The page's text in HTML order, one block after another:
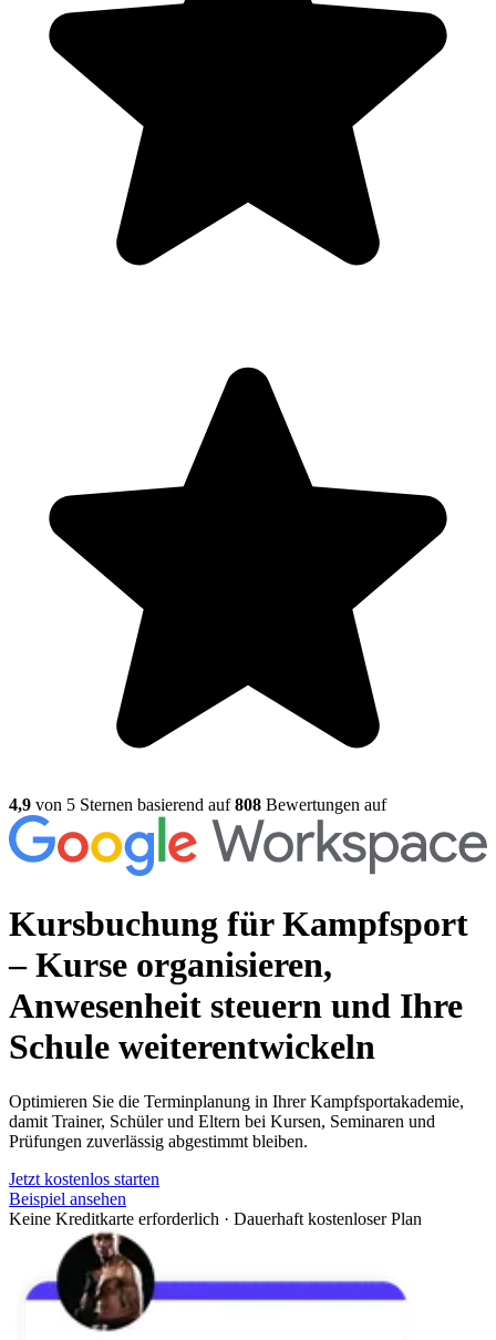
4,9 von 5 Sternen basierend auf808 Bewertungen auf
Kursbuchung für Kampfsport
– Kurse organisieren,
Anwesenheit steuern und Ihre
Schule weiterentwickeln
Optimieren Sie die Terminplanung in Ihrer Kampfsportakademie,
damit Trainer, Schüler und Eltern bei Kursen, Seminaren und
Prüfungen zuverlässig abgestimmt bleiben.
Jetzt kostenlos starten
Beispiel ansehen
Keine Kreditkarte erforderlich · Dauerhaft kostenloser Plan